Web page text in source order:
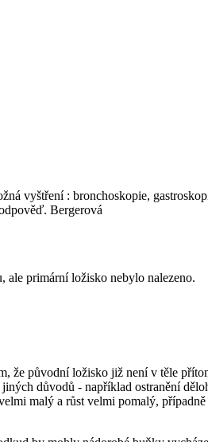
vyštření : bronchoskopie,
Bergerová
ale primární ložisko nebylo nalezeno.
že původní ložisko již není v těle
důvodů - například ostranění
malý a růst velmi pomalý,